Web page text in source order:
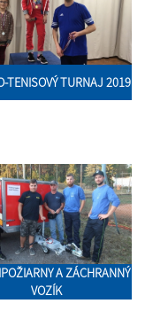
TENISOVÝ TURNAJ 2019
A ZÁCHRANNÝ
VOZÍK